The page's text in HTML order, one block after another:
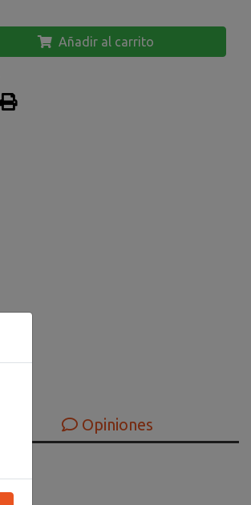
Añadir al carrito
Opiniones